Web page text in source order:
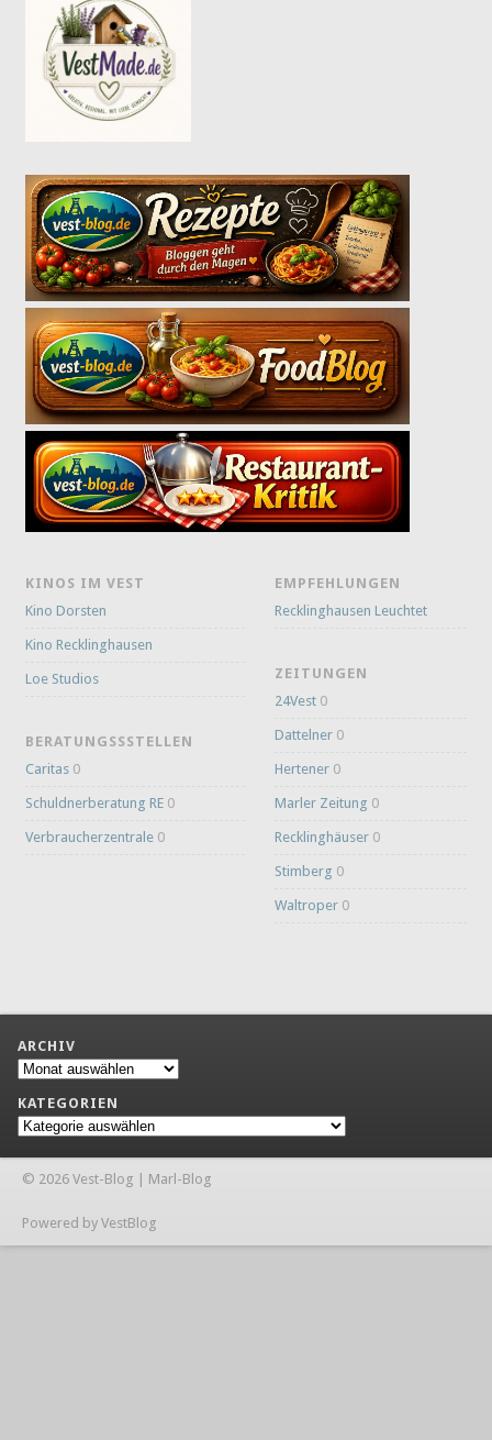
KINOS IM VEST
Kino Dorsten
Kino Recklinghausen
Loe Studios
BERATUNGSSSTELLEN
Caritas 0
Schuldnerberatung RE 0
Verbraucherzentrale 0
EMPFEHLUNGEN
Recklinghausen Leuchtet
ZEITUNGEN
24Vest 0
Dattelner 0
Hertener 0
Marler Zeitung 0
Recklinghäuser 0
Stimberg 0
Waltroper 0
ARCHIV
Archiv
KATEGORIEN
Kategorien
© 2026 Vest-Blog | Marl-Blog
Powered by VestBlog